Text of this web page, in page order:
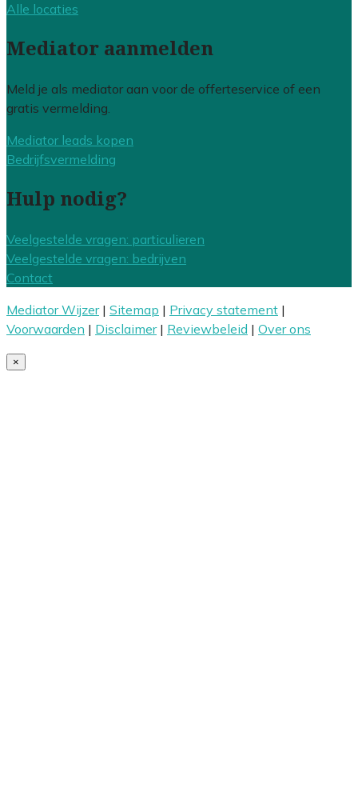
Alle locaties
Mediator aanmelden
Meld je als mediator aan voor de offerteservice of een
gratis vermelding.
Mediator leads kopen
Bedrijfsvermelding
Hulp nodig?
Veelgestelde vragen: particulieren
Veelgestelde vragen: bedrijven
Contact
Mediator Wijzer| Sitemap | Privacy statement |
Voorwaarden | Disclaimer| Reviewbeleid | Over ons
×